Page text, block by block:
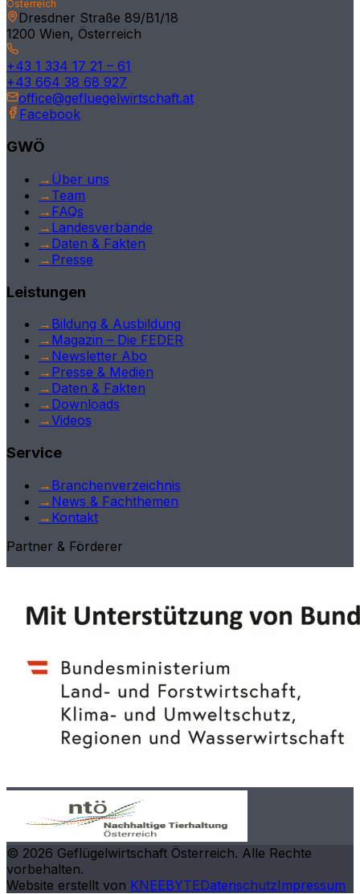
Salzburg
Tirol
Kärnten
Vorarlberg
Burgenland
International
Österreich
Dresdner Straße 89/B1/18
1200 Wien, Österreich
+43 1 334 17 21 – 61
+43 664 38 68 927
office@gefluegelwirtschaft.at
Facebook
GWÖ
→ Über uns
→ Team
→ FAQs
→ Landesverbände
→ Daten & Fakten
→ Presse
Leistungen
→ Bildung & Ausbildung
→ Magazin – Die FEDER
→ Newsletter Abo
→ Presse & Medien
→ Daten & Fakten
→ Downloads
→Videos
Service
→ Branchenverzeichnis
→ News & Fachthemen
→ Kontakt
Partner & Förderer
© 2026 Geflügelwirtschaft Österreich. Alle Rechte
vorbehalten.
Website erstellt von KNEEBYTEDatenschutzImpressum